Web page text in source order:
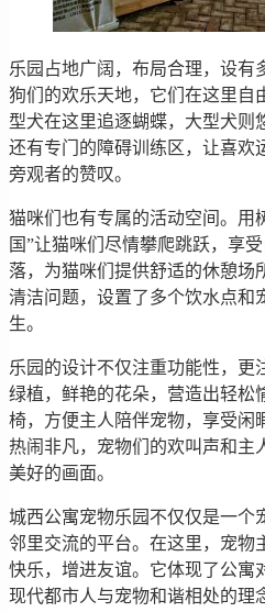
乐园占地广阔，布局合理，设有
狗们的欢乐天地，它们在这里自
型犬在这里追逐蝴蝶，大型犬则
还有专门的障碍训练区，让喜欢
旁观者的赞叹。
猫咪们也有专属的活动空间。用
国”让猫咪们尽情攀爬跳跃，享
落，为猫咪们提供舒适的休憩场
清洁问题，设置了多个饮水点和
生。
乐园的设计不仅注重功能性，更
绿植，鲜艳的花朵，营造出轻松
椅，方便主人陪伴宠物，享受闲
热闹非凡，宠物们的欢叫声和主
美好的画面。
城西公寓宠物乐园不仅仅是一个
邻里交流的平台。在这里，宠物
快乐，增进友谊。它体现了公寓
现代都市人与宠物和谐相处的理